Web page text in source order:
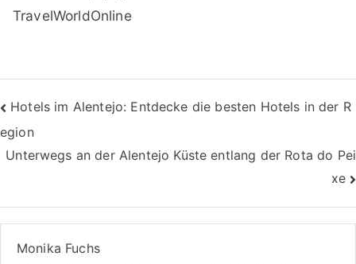
TravelWorldOnline
Beitragsnavigation
Hotels im Alentejo: Entdecke die besten Hotels in der R
egion
Unterwegs an der Alentejo Küste entlang der Rota do Pei
xe
Monika Fuchs